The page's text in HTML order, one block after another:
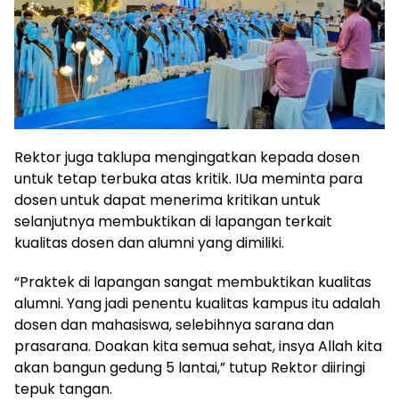
Rektor juga taklupa mengingatkan kepada dosen
untuk tetap terbuka atas kritik. IUa meminta para
dosen untuk dapat menerima kritikan untuk
selanjutnya membuktikan di lapangan terkait
kualitas dosen dan alumni yang dimiliki.
“Praktek di lapangan sangat membuktikan kualitas
alumni. Yang jadi penentu kualitas kampus itu adalah
dosen dan mahasiswa, selebihnya sarana dan
prasarana. Doakan kita semua sehat, insya Allah kita
akan bangun gedung 5 lantai,” tutup Rektor diiringi
tepuk tangan.